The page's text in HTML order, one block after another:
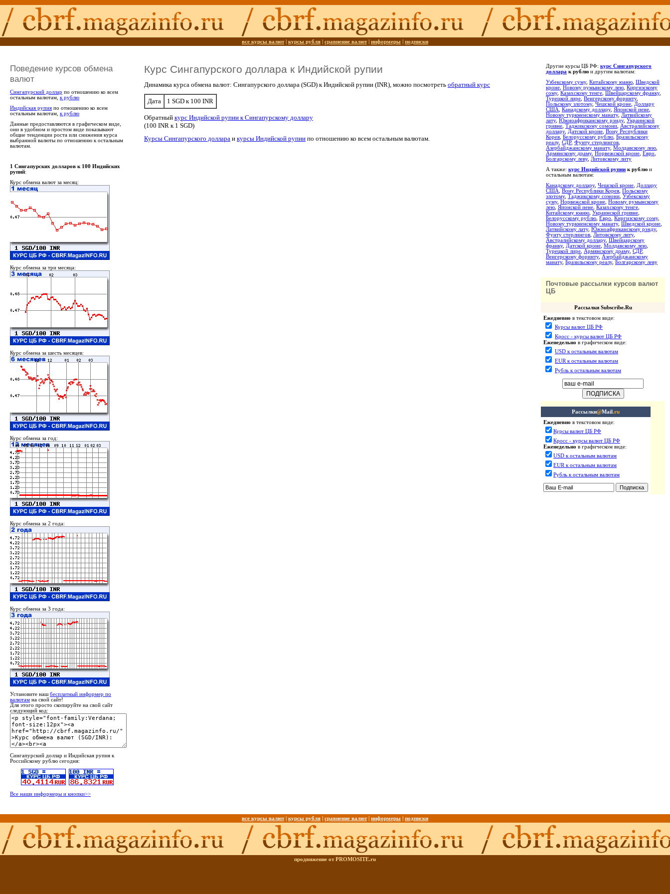
все курсы валют| курсы рубля сравнение валют| информеры подписки
Поведение курсов обмена
валют
Сингапурский доллар по отношению ко всем
остальным валютам, к рублю
Индийская рупия по отношению ко всем
остальным валютам, к рублю
Данные предоставляются в графическом виде,
они в удобном и простом виде показывают
общие тенденции роста или снижения курса
выбранной валюты по отношению к остальным
валютам.
Курс Сингапурского доллара к Индийской рупии
Динамика курса обмена валют: Сингапурского доллара (SGD) к Индийской рупии (INR), можно посмотреть обратный курс
Дата 1 SGD к 100 INR
Обратный курс Индийской рупии к Сингапурскому доллару
(100 INR к 1 SGD)
Курсы Сингапурского доллара и курсы Индийской рупии по отношению ко всем остальным валютам.
Другие курсы ЦБ РФ: курс Сингапурского
доллара к рублю и другим валютам:
Узбекскому суму, Китайскому юаню Шведской
кроне Новому румынскому лею Киргизскому
сому, Казахскому тенге Швейцарскому франку,
Турецкой лире Венгерскому форинту,
Польскому злотому, Чешской кроне
Доллару
США
Канадскому доллару, Японской иене
Новому туркменскому манату, Латвийскому
лату, Южноафриканскому рэнду, Украинской
гривне Таджикскому сомони
Австралийскому
доллару, Датской кроне Вону Республики
Корея Белорусскому рублю Бразильскому
реалу, СДР, Фунту стерлингов
Азербайджанскому манату, Молдавскому лею
Армянскому драму, Норвежской кроне Евро
Болгарскому леву, Литовскому литу
А также: курс Индийской рупии к рублю и
остальным валютам:
Канадскому доллару, Чешской кроне
Доллару
США
Вону Республики Корея Польскому
злотому, Таджикскому сомони Узбекскому
суму, Норвежской кроне Новому румынскому
лею
Японской иене Казахскому тенге
Китайскому юаню Украинской гривне
Белорусскому рублю Евро Киргизскому сому,
Новому туркменскому манату, Шведской кроне
Латвийскому лату, Южноафриканскому рэнду,
Фунту стерлингов Литовскому литу,
Австралийскому доллару, Швейцарскому
франку, Датской кроне Молдавскому лею
Турецкой лире
Армянскому драму, СДР,
Венгерскому форинту, Азербайджанскому
манату, Бразильскому реалу, Болгарскому леву
Почтовые рассылки курсов валют
ЦБ
Рассылки Subscribe.Ru
Ежедневно в текстовом виде:
Курсы валют ЦБ РФ
Кросс - курсы валют ЦБ РФ
Еженедельно в графическом виде:
USD к остальным валютам
EUR к остальным валютам
Рубль к остальным валютам
Рассылки@Mail.ru
Ежедневно в текстовом виде:
Курсы валют ЦБ РФ
Кросс - курсы валют ЦБ РФ
Еженедельно в графическом виде:
USD к остальным валютам
EUR к остальным валютам
Рубль к остальным валютам
1 Сингапурских долларов к 100 Индийских
рупий:
Курс обмена валют за месяц:
Курс обмена за три месяца:
Курс обмена за шесть месяцев:
Курс обмена за год:
Курс обмена за 2 года:
Курс обмена за 3 года:
Установите наш бесплатный информер по
валютам на свой сайт!
Для этого просто скопируйте на свой сайт
следующий код:
Сингапурский доллар и Индийская рупия к
Российскому рублю сегодня:
Все наши информеры и кнопки>>
все курсы валют| курсы рубля сравнение валют| информеры подписки
продвижение от PROMOSITE.ru